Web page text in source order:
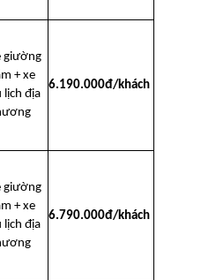
giường
+ xe
lịch địa
6.190.000đ/khách
giường
+ xe
lịch địa
6.790.000đ/khách